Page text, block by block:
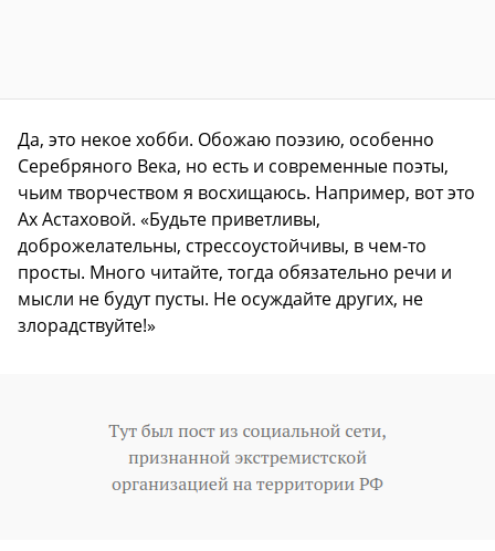
Да, это некое хобби. Обожаю поэзию, особенно
Серебряного Века, но есть и современные поэты,
чьим творчеством я восхищаюсь. Например, вот это
Ах Астаховой. «Будьте приветливы,
доброжелательны, стрессоустойчивы, в чем-то
просты. Много читайте, тогда обязательно речи и
мысли не будут пусты. Не осуждайте других, не
злорадствуйте!»